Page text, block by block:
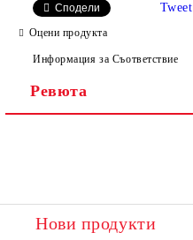
Сподели Tweet
Оцени продукта
Информация за Съответствие
Ревюта
Нови продукти